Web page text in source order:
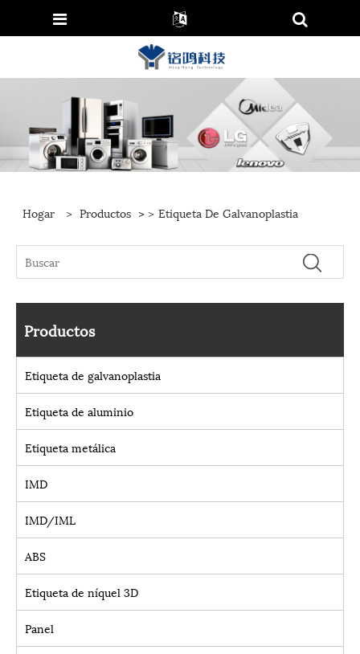
Hogar > Productos >> Etiqueta De Galvanoplastia
Productos
Etiqueta de galvanoplastia
Etiqueta de aluminio
Etiqueta metálica
IMD
IMD/IML
ABS
Etiqueta de níquel 3D
Panel